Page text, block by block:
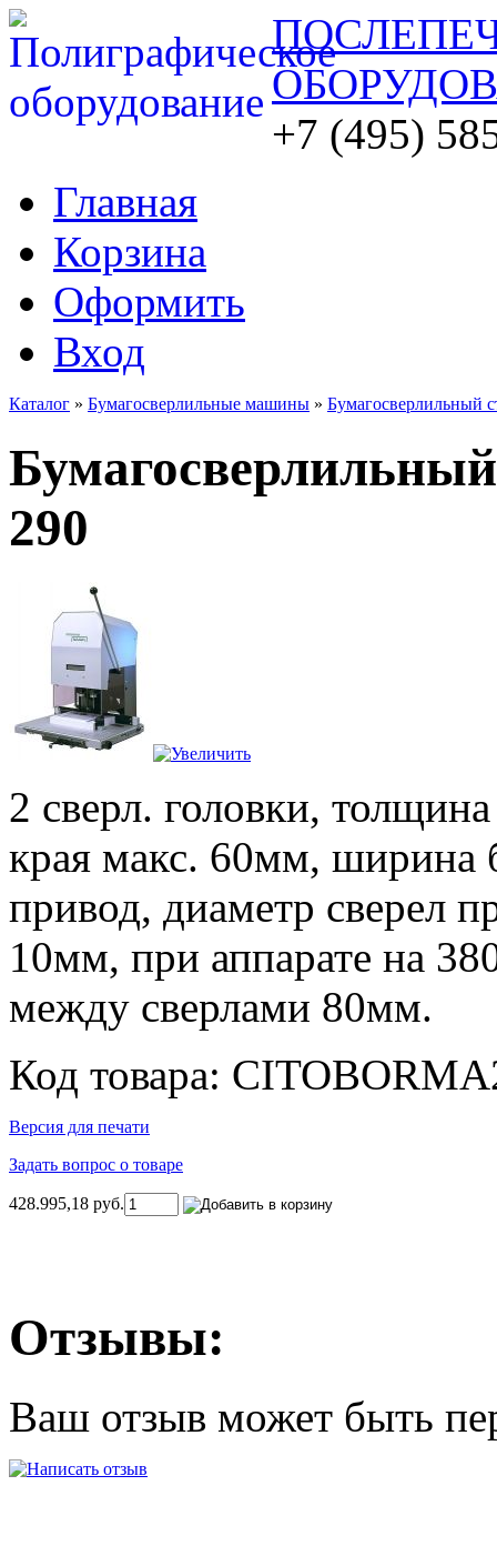
+7 (495)
Главная
Корзина
Оформить
Вход
Каталог » Бумагосверлильные машины » Бумагосверлильный
290
2 сверл. головки,
края макс. 60мм, ширина
привод, диаметр сверел
10мм, при аппарате на
между сверлами 80мм.
Код товара:
Версия для печати
Задать вопрос о товаре
428.995,18 руб.
Отзывы:
Ваш отзыв может быть